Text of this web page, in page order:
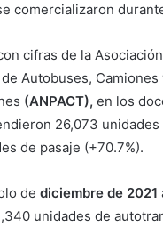
comercializaron
cifras de la
Autobuses, Camiones
(ANPACT), en los
26,073
de pasaje (+70.7%).
de diciembre de 2021
unidades de